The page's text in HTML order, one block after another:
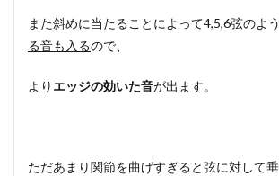
また斜めに当たることによって4,5,6弦のよ
る音も入るので、
より エッジの効いた音が出ます。
ただあまり関節を曲げすぎると弦に対して